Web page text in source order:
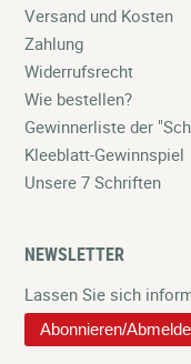
Versand und Kosten
Zahlung
Widerrufsrecht
Wie bestellen?
Gewinnerliste der
Kleeblatt-Gewinnspiel
Unsere 7 Schriften
NEWSLETTER
Lassen Sie sich
Abonnieren/